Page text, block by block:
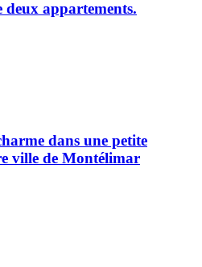
deux appartements.
dans une petite
ville de Montélimar